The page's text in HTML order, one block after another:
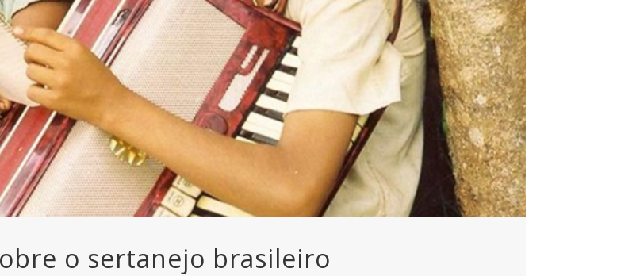
o sertanejo brasileiro